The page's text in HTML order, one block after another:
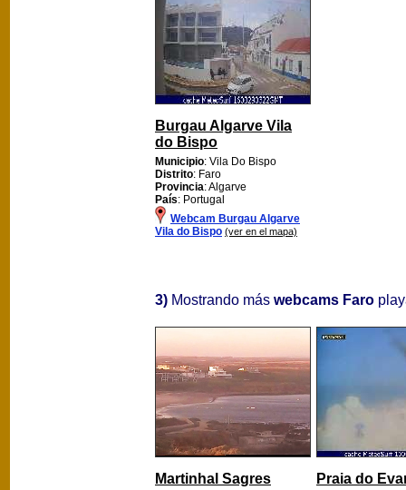
Burgau Algarve Vila
do Bispo
Municipio: Vila Do Bispo
Distrito: Faro
Provincia: Algarve
País: Portugal
Webcam Burgau Algarve
Vila do Bispo (ver en el mapa)
3) Mostrando más webcams Faro
Martinhal Sagres Praia do